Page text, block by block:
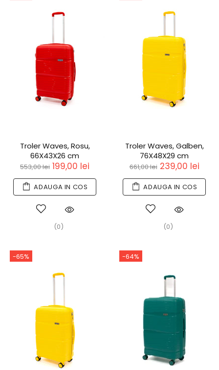
Troler Waves, Rosu,
66X43X26 cm
553,00 lei 199,00 lei
ADAUGA IN COS
(0)
Troler Waves, Galben,
76X48X29 cm
661,00 lei 239,00 lei
ADAUGA IN COS
(0)
-65% -64%